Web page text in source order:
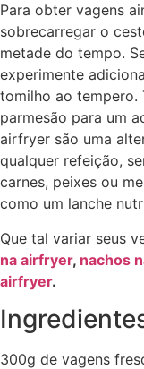
Para obter vagens
sobrecarregar o
metade do tempo.
experimente
tomilho ao tempero.
parmesão para um
airfryer são uma
qualquer refeição,
carnes, peixes ou
como um lanche
Que tal variar seus
na airfryer, nachos
airfryer.
300g de vagens